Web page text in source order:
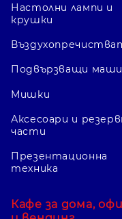
Настолни лампи и
крушки
Подвързващи
Мишки
Аксесоари и
части
Презентационна
техника
Кафе за дома,